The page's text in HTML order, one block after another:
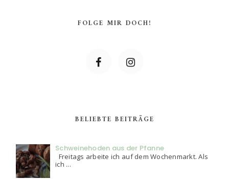
FOLGE MIR DOCH!
BELIEBTE BEITRÄGE
Schweinehoden aus der Pfanne
Freitags arbeite ich auf dem Wochenmarkt. Als
ich ...